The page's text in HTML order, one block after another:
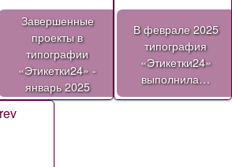
Завершенные
проекты в
типографии
«Этикетки24» -
январь 2025
В феврале 2025
типография
«Этикетки24»
выполнила…